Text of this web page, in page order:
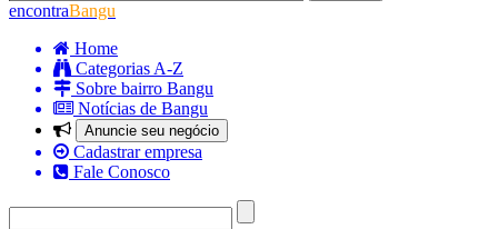
encontraBangu
Home
Categorias A-Z
Sobre bairro Bangu
Notícias de Bangu
Anuncie seu negócio
Cadastrar empresa
Fale Conosco